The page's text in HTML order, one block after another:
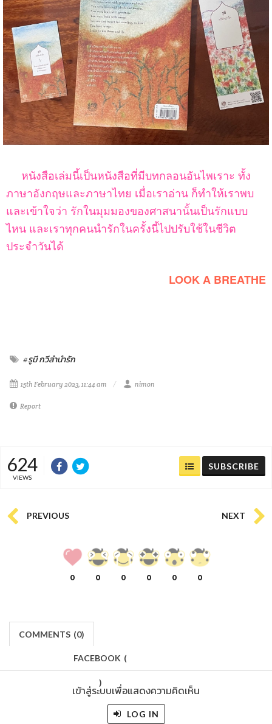
หนังสือเล่มนี้เป็นหนังสือที่มีบทกลอนอันไพเราะ ทั้ง
ภาษาอังกฤษและภาษาไทย เมื่อเราอ่าน ก็ทำให้เราพบ
และเข้าใจว่า รักในมุมมองของศาสนานั้นเป็นรักแบบ
ไหน และเราทุกคนนำรักในครั้งนี้ไปปรับใช้ในชีวิต
ประจำวันได้
LOOK A BREATHE
#รูมี กวีลำนำรัก
15th February 2023, 11:44 am nimon
Report
624
VIEWS
SUBSCRIBE
PREVIOUS NEXT
0 0 0 0 0 0
COMMENTS (0)
FACEBOOK (
)
เข้าสู่ระบบเพื่อแสดงความคิดเห็น
LOG IN